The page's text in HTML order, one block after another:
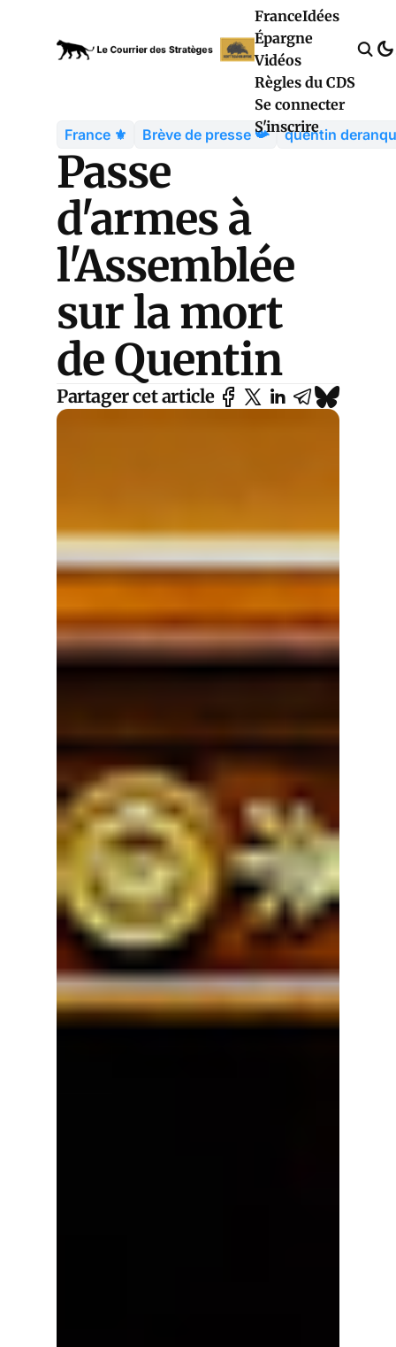
FranceIdées
Épargne
Vidéos
Règles du CDS
Se connecter
S'inscrire
France ⚜️ Brève de presse 📯 quentin
Passe
d'armes à
l'Assemblée
sur la mort
de Quentin
Partager cet article